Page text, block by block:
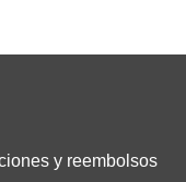
y reembolsos